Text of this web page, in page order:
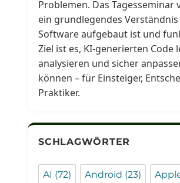
Problemen. Das Tagesseminar
ein grundlegendes
Software aufgebaut ist und
Ziel ist es, KI-generierten Code
analysieren und sicher
können – für Einsteiger,
Praktiker.
SCHLAGWÖRTER
AI (72) Android (23)